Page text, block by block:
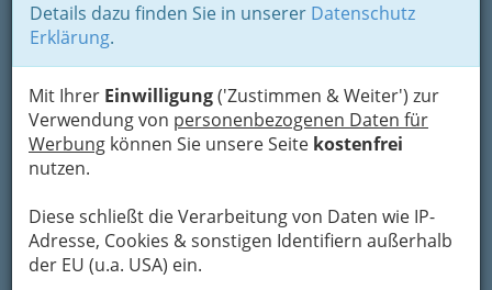
Details dazu finden Sie in unserer Datenschutz
Erklärung.
Mit Ihrer Einwilligung('Zustimmen & Weiter') zur
Verwendung von personenbezogenen Daten für
Werbung können Sie unsere Seite kostenfrei
nutzen.
Diese schließt die Verarbeitung von Daten wie IP-
Adresse, Cookies & sonstigen Identifiern außerhalb
der EU (u.a. USA) ein.
Landweg 19, 8046 Graz- Stattegg
+43 316 698 888
+43 664 2526 600